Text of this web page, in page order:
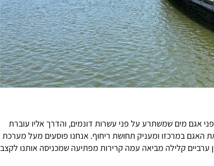
פני אגם מים שמשתרע על פני עשרות דונמים, והדרך אליו עוברת
האגם במרכזו ומעניק תחושת ריחוף. אנחנו פוסעים מעל מערכת
ערביים קלילה מביאה עמה קרירות מפתיעה שמכניסה אותנו לקצב